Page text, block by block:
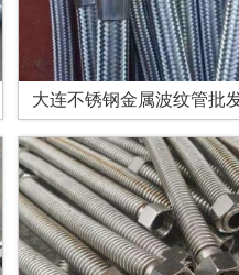
大连不锈钢金属波纹管批